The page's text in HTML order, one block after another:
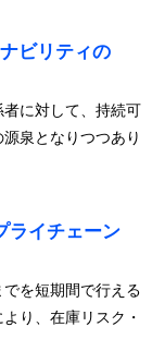
ビリティの
に対して、持続可
泉となりつつあり
ライチェーン
を短期間で行える
り、在庫リスク・